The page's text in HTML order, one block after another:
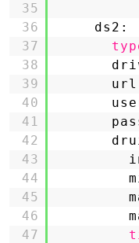
35
36
37
38
39
40
41
42
43
44
45
46
47
ds2: